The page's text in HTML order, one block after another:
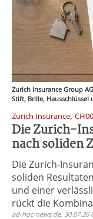
Zurich Insurance Group
Stift, Brille,
Zurich Insurance,
Die Zurich-
nach soliden
Die Zurich-
soliden
und einer
rückt die
ad-hoc-news.de, 30.07.26